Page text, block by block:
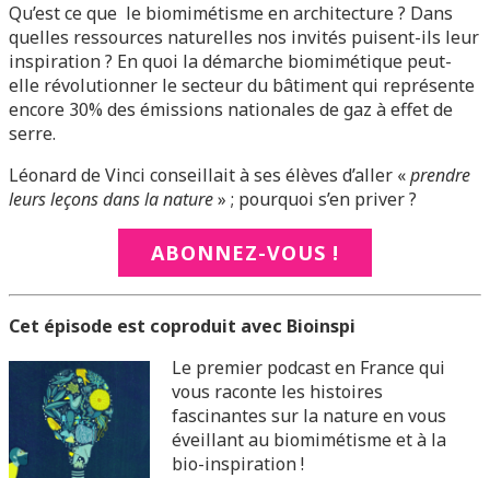
Qu’est ce que le biomimétisme en architecture ? Dans
quelles ressources naturelles nos invités puisent-ils leur
inspiration ? En quoi la démarche biomimétique peut-
elle révolutionner le secteur du bâtiment qui représente
encore 30% des émissions nationales de gaz à effet de
serre.
Léonard de Vinci conseillait à ses élèves d’aller «prendre
leurs leçons dans la nature» ; pourquoi s’en priver ?
ABONNEZ-VOUS !
Cet épisode est coproduit avec Bioinspi
Le premier podcast en France qui
vous raconte les histoires
fascinantes sur la nature en vous
éveillant au biomimétisme et à la
bio-inspiration !